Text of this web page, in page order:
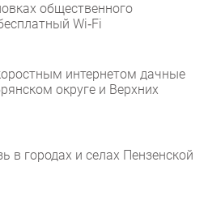
общественного
Wi‑Fi
интернетом дачные
округе и Верхних
в городах и селах Пензенской